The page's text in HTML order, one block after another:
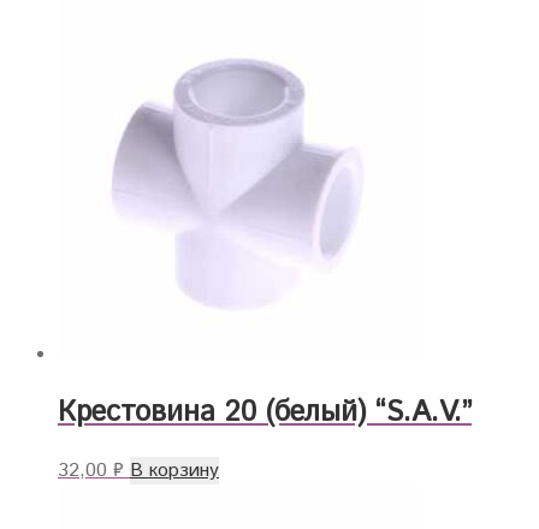
Крестовина 20 (белый) “S.A.V.”
32,00₽ В корзину